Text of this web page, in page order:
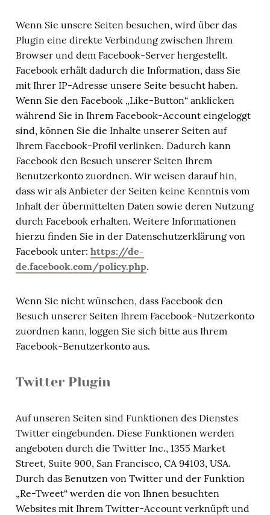
Wenn Sie unsere Seiten besuchen, wird über das
Plugin eine direkte Verbindung zwischen Ihrem
Browser und dem Facebook-Server hergestellt.
Facebook erhält dadurch die Information, dass Sie
mit Ihrer IP-Adresse unsere Seite besucht haben.
Wenn Sie den Facebook „Like-Button“ anklicken
während Sie in Ihrem Facebook-Account eingeloggt
sind, können Sie die Inhalte unserer Seiten auf
Ihrem Facebook-Profil verlinken. Dadurch kann
Facebook den Besuch unserer Seiten Ihrem
Benutzerkonto zuordnen. Wir weisen darauf hin,
dass wir als Anbieter der Seiten keine Kenntnis vom
Inhalt der übermittelten Daten sowie deren Nutzung
durch Facebook erhalten. Weitere Informationen
hierzu finden Sie in der Datenschutzerklärung von
Facebook unter: https://de-
de.facebook.com/policy.php.
Wenn Sie nicht wünschen, dass Facebook den
Besuch unserer Seiten Ihrem Facebook-Nutzerkonto
zuordnen kann, loggen Sie sich bitte aus Ihrem
Facebook-Benutzerkonto aus.
Twitter Plugin
Auf unseren Seiten sind Funktionen des Dienstes
Twitter eingebunden. Diese Funktionen werden
angeboten durch die Twitter Inc., 1355 Market
Street, Suite 900, San Francisco, CA 94103, USA.
Durch das Benutzen von Twitter und der Funktion
„Re-Tweet“ werden die von Ihnen besuchten
Websites mit Ihrem Twitter-Account verknüpft und